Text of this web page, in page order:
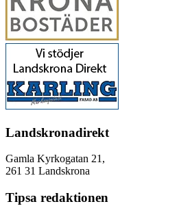
Landskronadirekt
Gamla Kyrkogatan 21,
261 31 Landskrona
Tipsa redaktionen